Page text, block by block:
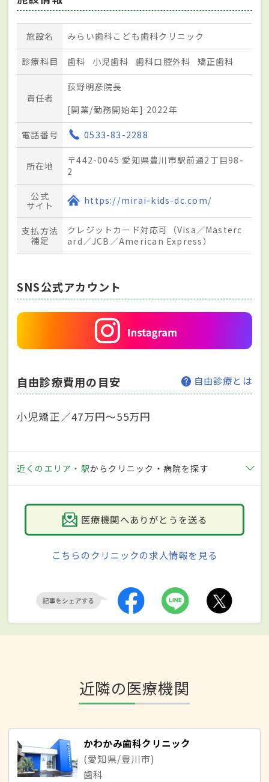
施設名 みらい歯科こども歯科クリニック
診療科目 歯科 小児歯科 歯科口腔外科 矯正歯科
責任者
荻野明彦院長
[開業/勤務開始年] 2022年
電話番号 0533-83-2288
所在地
〒442-0045 愛知県豊川市駅前通2丁目98-
2
公式
サイト
https://mirai-kids-dc.com/
支払方法
補足
クレジットカード対応可（Visa／Masterc
ard／JCB／American Express）
SNS公式アカウント
自由診療費用の目安 自由診療とは
小児矯正／47万円～55万円
近くのエリア・駅からクリニック・病院を探す
医療機関へありがとうを送る
こちらのクリニックの求人情報を見る
近隣の医療機関
かわかみ歯科クリニック
(愛知県/豊川市)
歯科